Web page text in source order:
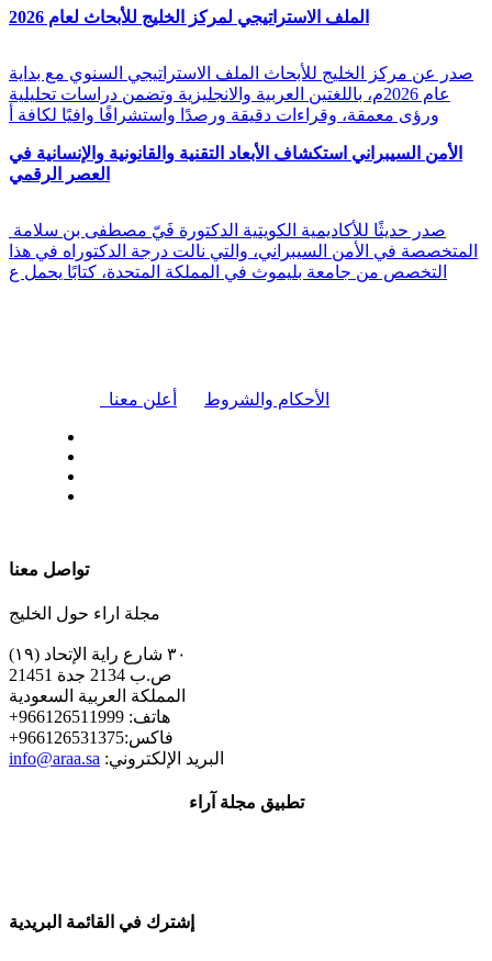
الملف الاستراتيجي لمركز الخليج للأبحاث لعام 2026
صدر عن مركز الخليج للأبحاث الملف الاستراتيجي السنوي مع بداية
عام 2026م، باللغتين العربية والانجليزية وتضمن دراسات تحليلية
ورؤى معمقة، وقراءات دقيقة ورصدًا واستشرافًا وافيًا لكافة أ
الأمن السيبراني استكشاف الأبعاد التقنية والقانونية والإنسانية في
العصر الرقمي
المتخصصة في الأمن السيبراني، والتي نالت درجة الدكتوراه في هذا
التخصص من جامعة بليموث في المملكة المتحدة، كتابًا يحمل ع
أعلن معنا الأحكام والشروط
تواصل معنا
مجلة اراء حول الخليج
٣٠ شارع راية الإتحاد (١٩)
ص.ب 2134 جدة 21451
المملكة العربية السعودية
+هاتف: 966126511999
+فاكس:966126531375
info@araa.sa :البريد الإلكتروني
تطبيق مجلة آراء
إشترك في القائمة البريدية